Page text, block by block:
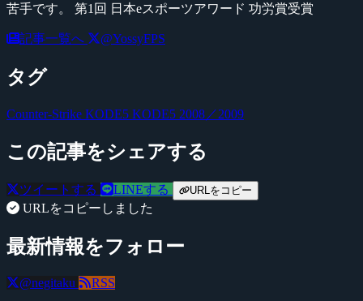
苦手です。 第1回 日本eスポーツアワード 功労賞受賞
記事一覧へ @YossyFPS
タグ
Counter-Strike KODE5 KODE5 2008／2009
この記事をシェアする
ツイートする LINEする URLをコピー
URLをコピーしました
最新情報をフォロー
@negitaku RSS